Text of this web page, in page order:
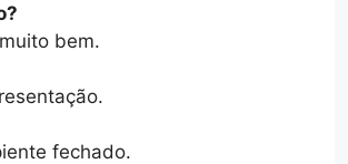
bem.
fechado.